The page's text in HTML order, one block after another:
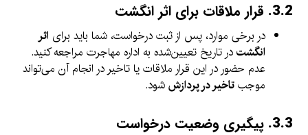
3.2. قرار ملاقات برای اثر انگشت
در برخی موارد، پس از ثبت درخواست، شما باید برای اثر
انگشتدر تاریخ تعیین‌شده به اداره مهاجرت مراجعه کنید.
عدم حضور در این قرار ملاقات یا تاخیر در انجام آن می‌تواند
موجبتاخیر در پردازششود.
3.3. پیگیری وضعیت درخواست